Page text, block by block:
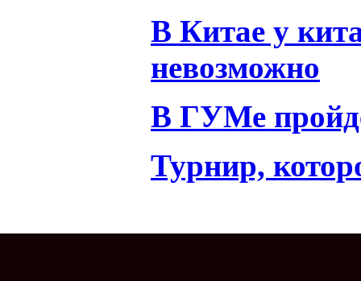
В Китае у
невозможно
В ГУМе
Турнир,